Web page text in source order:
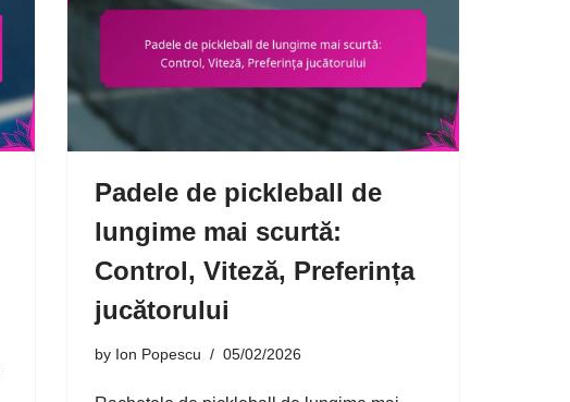
Padele de pickleball de
lungime mai scurtă:
Control, Viteză, Preferința
jucătorului
by Ion Popescu 05/02/2026